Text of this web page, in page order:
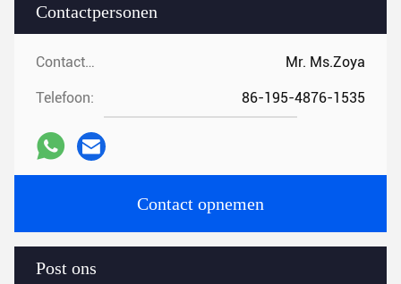
Contactpersonen
Contactpersonen: Mr. Ms.Zoya
Telefoon: 86-195-4876-1535
Contact opnemen
Post ons